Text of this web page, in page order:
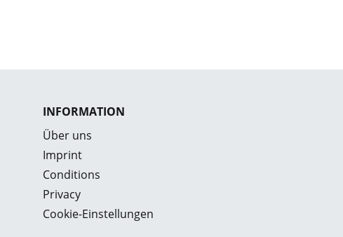
INFORMATION
Über uns
Imprint
Conditions
Privacy
Cookie-Einstellungen